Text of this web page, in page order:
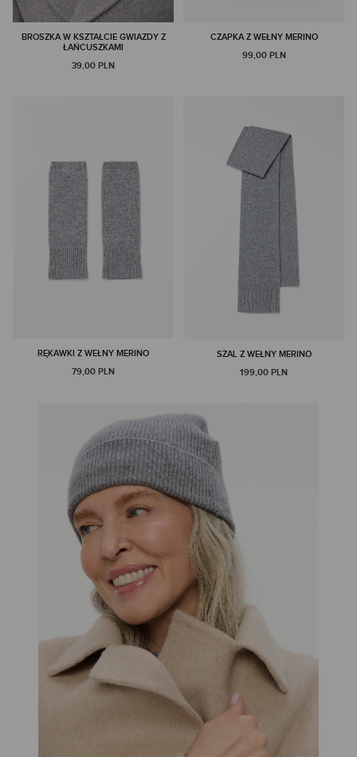
BROSZKA W KSZTAŁCIE GWIAZDY Z
ŁAŃCUSZKAMI
39,00 PLN
CZAPKA Z WEŁNY MERINO
99,00 PLN
RĘKAWKI Z WEŁNY MERINO
79,00 PLN
SZAL Z WEŁNY MERINO
199,00 PLN